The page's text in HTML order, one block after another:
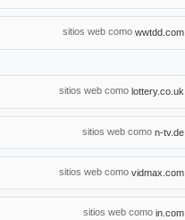
sitios web como wwtdd.com
sitios web como lottery.co.uk
sitios web como n-tv.de
sitios web como vidmax.com
sitios web como in.com